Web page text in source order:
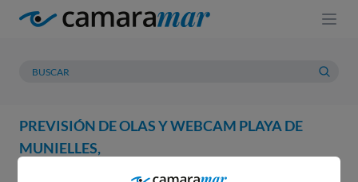
PREVISIÓN DE OLAS Y WEBCAM PLAYA DE
MUNIELLES,